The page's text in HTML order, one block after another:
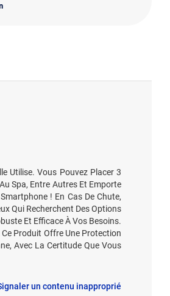
Utilise. Vous Pouvez Placer 3
Spa, Entre Autres Et Emporte
! En Cas De Chute,
Qui Recherchent Des Options
Et Efficace À Vos Besoins.
Produit Offre Une Protection
Avec La Certitude Que Vous
un contenu inapproprié